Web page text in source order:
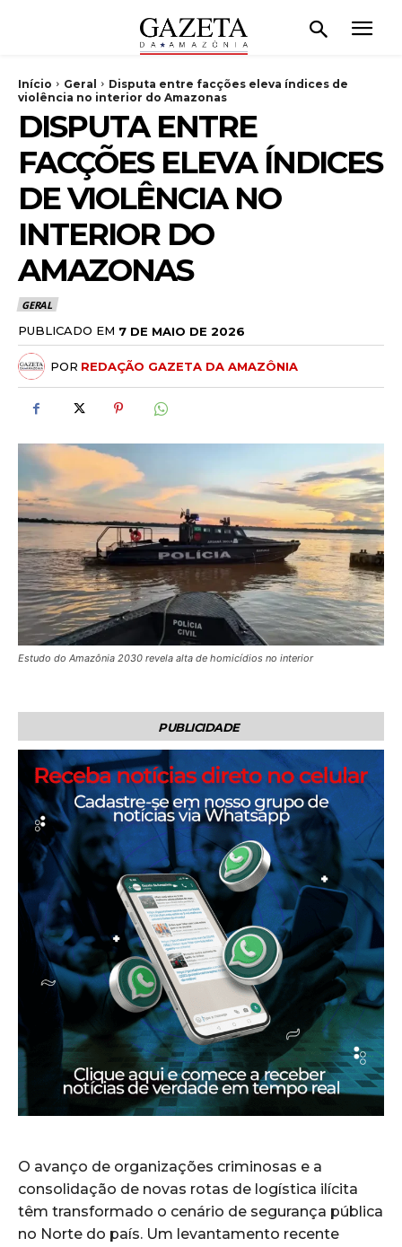
Início Geral
Disputa entre facções eleva índices de
violência no interior do Amazonas
DISPUTA ENTRE
FACÇÕES ELEVA ÍNDICES
DE VIOLÊNCIA NO
INTERIOR DO
AMAZONAS
GERAL
PUBLICADO EM 7 DE MAIO DE 2026
POR REDAÇÃO GAZETA DA AMAZÔNIA
Estudo do Amazônia 2030 revela alta de homicídios no interior
PUBLICIDADE
O avanço de organizações criminosas e a
consolidação de novas rotas de logística ilícita
têm transformado o cenário de segurança pública
no Norte do país. Um levantamento recente